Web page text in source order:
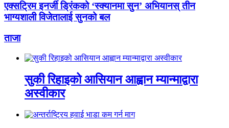
एक्सट्रिम इनर्जी ड्रिंकको ‘स्क्यानमा सुन’ अभियानस् तीन
भाग्यशाली विजेतालाई सुनको बल
ताजा
सुकी रिहाइको आसियान आह्वान म्यान्माद्वारा
अस्वीकार